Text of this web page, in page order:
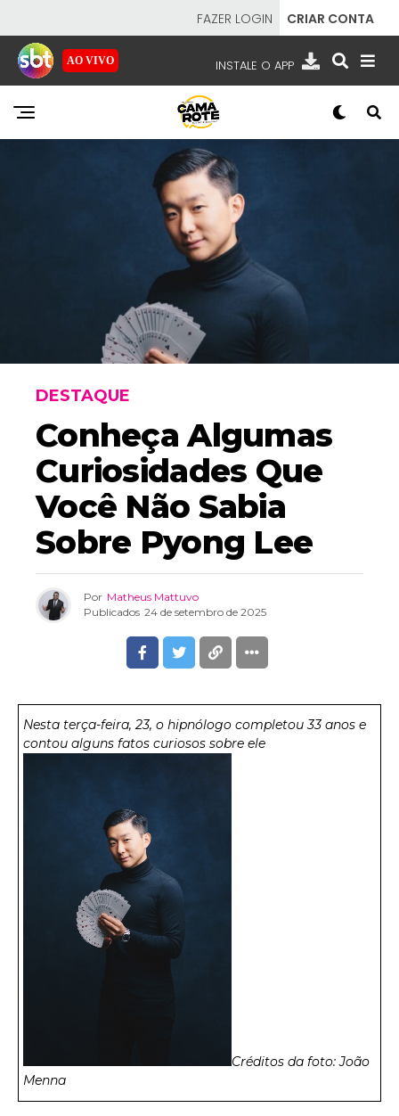
FAZER LOGIN CRIAR CONTA
AO VIVO INSTALE O APP
EMISSORAS
- SISTEMA BRASILEIRO DE TELEVISÃO
DESTAQUE
Conheça Algumas
Curiosidades Que
Você Não Sabia
Sobre Pyong Lee
Por Matheus Mattuvo
Publicados 24 de setembro de 2025
Nesta terça-feira, 23, o hipnólogo completou 33 anos e
contou alguns fatos curiosos sobre ele
Créditos da foto: João
Menna